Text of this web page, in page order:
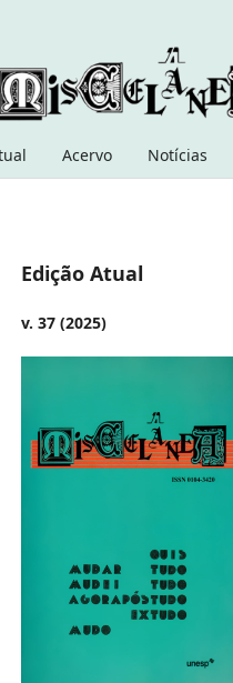
Acervo Notícias
Edição Atual
v. 37 (2025)